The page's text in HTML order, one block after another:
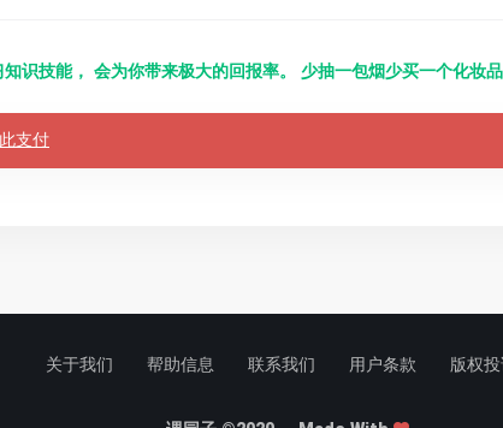
识技能， 会为你带来极大的回报率。 少抽一包烟少买一个化妆
支付
关于我们 帮助信息 联系我们 用户条款 版权